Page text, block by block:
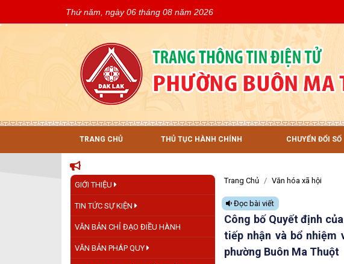
Thứ năm, ngày 06 tháng 08 năm 2026
TRANG CHỦ THỦ TỤC HÀNH CHÍNH CHUYỂN ĐỔI SỐ
GIỚI THIỆU
TIN TỨC SỰ KIỆN
VĂN BẢN CHỈ ĐẠO ĐIỀU HÀNH
VĂN BẢN PHÁP QUY
Trang Chủ Văn hóa xã hội
Đọc bài viết
Công bố Quyết định
tiếp nhận và bổ nhiệm
phường Buôn Ma Thuột